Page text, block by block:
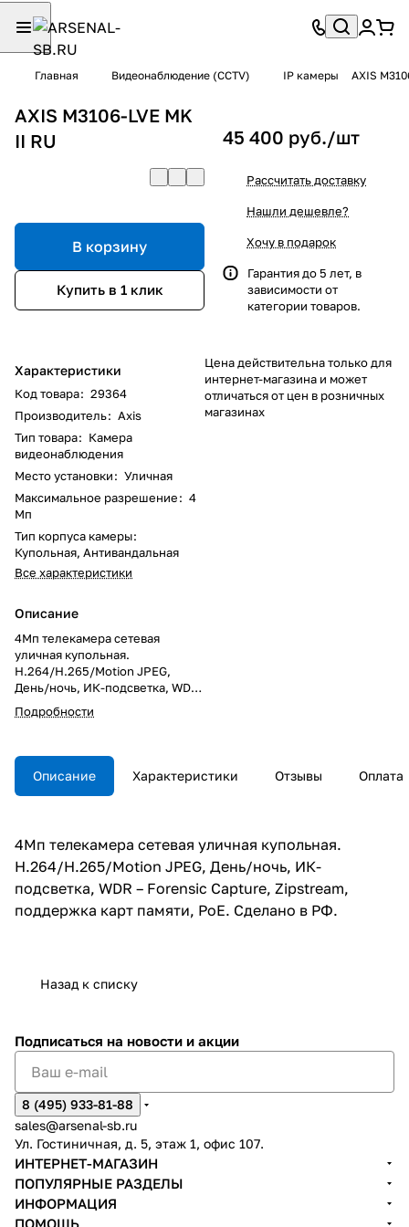
Главная Видеонаблюдение (CCTV) IP камеры AXIS
AXIS M3106-LVE MK
II RU
В корзину
Купить в 1 клик
Характеристики
Код товара: 29364
Производитель: Axis
Тип товара: Камера
видеонаблюдения
Место установки: Уличная
Максимальное разрешение: 4
Мп
Тип корпуса камеры:
Купольная, Антивандальная
Все характеристики
Описание
4Мп телекамера сетевая
уличная купольная.
H.264/H.265/Motion JPEG,
День/ночь, ИК-подсветка, WDR
– Forensic Capture, Zipstream,
поддержка карт памяти, PoE.
Подробности
45 400 руб./шт
Рассчитать доставку
Нашли дешевле?
Хочу в подарок
Гарантия до 5 лет, в
зависимости от
категории товаров.
Цена действительна только для
интернет-магазина и может
отличаться от цен в розничных
магазинах
Описание Характеристики Отзывы Оплата
4Мп телекамера сетевая уличная купольная.
H.264/H.265/Motion JPEG, День/ночь, ИК-
подсветка, WDR – Forensic Capture, Zipstream,
поддержка карт памяти, PoE. Сделано в РФ.
Назад к списку
Подписаться на новости и акции
8 (495) 933-81-88
sales@arsenal-sb.ru
Ул. Гостиничная, д. 5, этаж 1, офис 107.
ИНТЕРНЕТ-МАГАЗИН
ПОПУЛЯРНЫЕ РАЗДЕЛЫ
ИНФОРМАЦИЯ
ПОМОЩЬ